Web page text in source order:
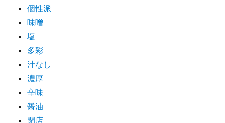
個性派
味噌
塩
多彩
汁なし
濃厚
辛味
醤油
閉店